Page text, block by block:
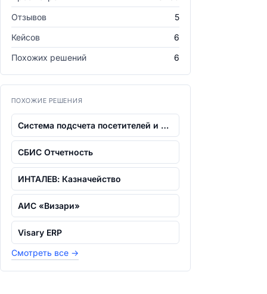
Отзывов
5
Кейсов
6
Похожих решений
6
ПОХОЖИЕ РЕШЕНИЯ
Система подсчета посетителей и управле...
СБИС Отчетность
ИНТАЛЕВ: Казначейство
АИС «Визари»
Visary ERP
Смотреть все →